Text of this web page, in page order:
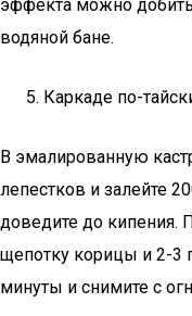
эффекта можно
водяной бане.
Каркаде по-
В эмалированную
лепестков и залейте
доведите до кипения.
щепотку корицы и 2-3
минуты и снимите с